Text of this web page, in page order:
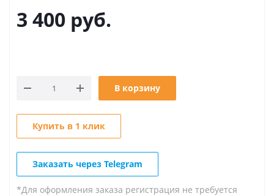
3 400 руб.
В корзину
Купить в 1 клик
Заказать через Telegram
*Для оформления заказа регистрация не требуется